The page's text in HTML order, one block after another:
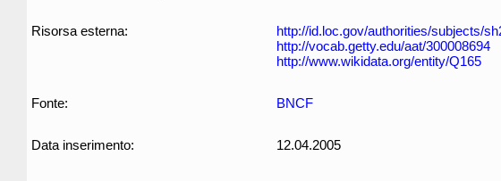
Risorsa esterna:
http://id.loc.gov/authorities/subjects/
http://vocab.getty.edu/aat/300008694
http://www.wikidata.org/entity/Q165
Fonte: BNCF
Data inserimento: 12.04.2005